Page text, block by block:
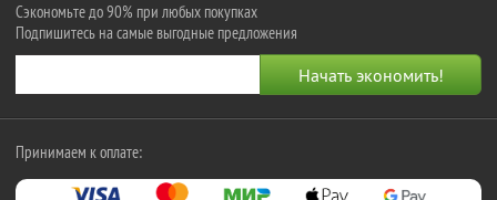
Сэкономьте до 90% при любых покупках
Подпишитесь на самые выгодные предложения
Принимаем к оплате: